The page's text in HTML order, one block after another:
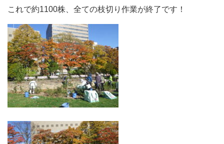
これで約1100株、全ての枝切り作業が終了です！